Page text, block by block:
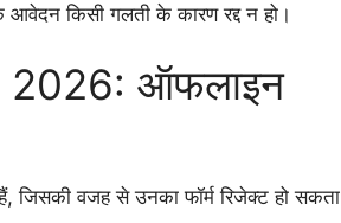
किसी गलती के कारण रद्द न हो।
2026: ऑफलाइन
जिसकी वजह से उनका फॉर्म रिजेक्ट हो सकता